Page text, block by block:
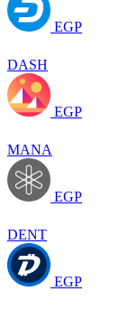
EGP
DASH
EGP
MANA
EGP
DENT
EGP